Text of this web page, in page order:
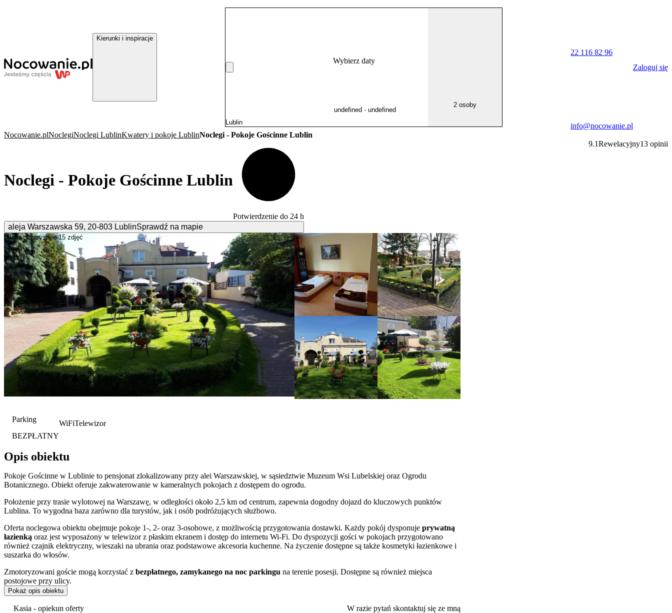
Kierunki i inspiracje
Wybierz daty
2 osoby
22 116 82 96
info@nocowanie.pl
Zaloguj się
Nocowanie.plNoclegiNoclegi LublinKwatery i pokoje LublinNoclegi - Pokoje Gościnne Lublin
Noclegi - Pokoje Gościnne Lublin
Potwierdzenie do 24 h
aleja Warszawska 59, 20-803 LublinSprawdź na mapie
9.1Rewelacyjny13 opinii
Pokaż wszystkie 15 zdjęć
Parking
BEZPŁATNY
WiFiTelewizor
Opis obiektu
Pokoje Gościnne w Lublinie to pensjonat zlokalizowany przy alei Warszawskiej, w sąsiedztwie Muzeum Wsi Lubelskiej oraz Ogrodu
Botanicznego. Obiekt oferuje zakwaterowanie w kameralnych pokojach z dostępem do ogrodu.
Położenie przy trasie wylotowej na Warszawę, w odległości około 2,5 km od centrum, zapewnia dogodny dojazd do kluczowych punktów
Lublina. To wygodna baza zarówno dla turystów, jak i osób podróżujących służbowo.
Oferta noclegowa obiektu obejmuje pokoje 1-, 2- oraz 3-osobowe, z możliwością przygotowania dostawki. Każdy pokój dysponuje prywatną
łazienką oraz jest wyposażony w telewizor z płaskim ekranem i dostęp do internetu Wi-Fi. Do dyspozycji gości w pokojach przygotowano
również czajnik elektryczny, wieszaki na ubrania oraz podstawowe akcesoria kuchenne. Na życzenie dostępne są także kosmetyki łazienkowe i
suszarka do włosów.
Zmotoryzowani goście mogą korzystać z bezpłatnego, zamykanego na noc parkingu na terenie posesji. Dostępne są również miejsca
postojowe przy ulicy.
Na terenie obiektu znajduje się ogród, stanowiący miejsce do odpoczynku na świeżym powietrzu. Goście mają również możliwość skorzystania
z bezpłatnej przechowalni bagażu oraz
. Dostępne jest także żelazko i deska do prasowania. W pobliżu obiektu znajduje
Pokaż opis obiektu
Kasia - opiekun oferty
W razie pytań skontaktuj się ze mną